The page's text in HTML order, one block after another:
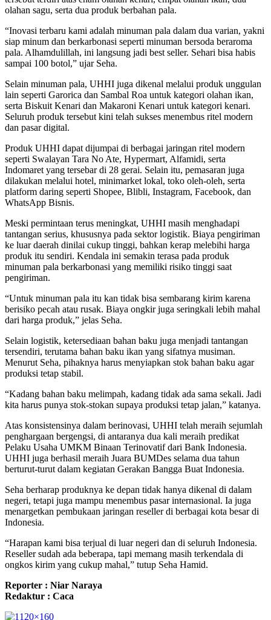
olahan sagu, serta dua produk berbahan pala.
“Inovasi terbaru kami adalah minuman pala dalam dua varian, yakni
siap minum dan berkarbonasi seperti minuman bersoda beraroma
pala. Alhamdulillah, ini langsung jadi best seller. Sehari bisa habis
sampai 100 botol,” ujar Seha.
Selain minuman pala, UHHI juga dikenal melalui produk unggulan
lain seperti Garorica dan Sambal Roa untuk kategori olahan ikan,
serta Biskuit Kenari dan Makaroni Kenari untuk kategori kenari.
Seluruh produk tersebut kini telah sukses menembus ritel modern
dan pasar digital.
Produk UHHI dapat dijumpai di berbagai jaringan ritel modern
seperti Swalayan Tara No Ate, Hypermart, Alfamidi, serta
Indomaret yang tersebar di 28 gerai. Selain itu, pemasaran juga
dilakukan melalui hotel, minimarket lokal, toko oleh-oleh, serta
platform daring seperti Shopee, Blibli, Instagram, Facebook, dan
WhatsApp Bisnis.
Meski permintaan terus meningkat, UHHI masih menghadapi
tantangan serius, khususnya pada sektor logistik. Biaya pengiriman
ke luar daerah dinilai cukup tinggi, bahkan kerap melebihi harga
produk itu sendiri. Kendala ini semakin terasa pada produk
minuman pala berkarbonasi yang memiliki risiko tinggi saat
pengiriman.
“Untuk minuman pala itu kan tidak bisa sembarang kirim karena
berisiko pecah atau rusak. Biaya ongkir juga seringkali lebih mahal
dari harga produk,” jelas Seha.
Selain logistik, ketersediaan bahan baku juga menjadi tantangan
tersendiri, terutama bahan baku ikan yang sifatnya musiman.
Menurut Seha, pihaknya harus menyiapkan stok bahan baku agar
produksi tetap stabil.
“Kadang bahan baku melimpah, kadang tidak ada sama sekali. Jadi
kita harus punya stok-stokan supaya produksi tetap jalan,” katanya.
Atas konsistensinya dalam berinovasi, UHHI telah meraih sejumlah
penghargaan bergengsi, di antaranya dua kali meraih predikat
Pelaku Usaha UMKM Binaan Terinovatif dari Bank Indonesia.
UHHI juga berhasil meraih Juara BUMDes selama dua tahun
berturut-turut dalam kegiatan Gerakan Bangga Buat Indonesia.
Seha berharap produknya ke depan tidak hanya dikenal di dalam
negeri, tetapi juga mampu menembus pasar internasional. Ia juga
menargetkan pembukaan jaringan reseller di berbagai kota besar di
Indonesia.
“Harapan kami bisa terjual di luar negeri dan di seluruh Indonesia.
Reseller sudah ada beberapa, tapi memang masih terkendala di
ongkos kirim yang cukup mahal,” tutup Seha Hamid.
Reporter : Niar Naraya
Redaktur : Caca